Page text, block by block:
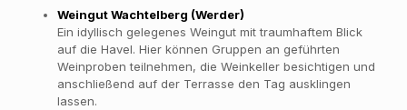
Weingut Wachtelberg (Werder)
Ein idyllisch gelegenes Weingut mit traumhaftem Blick
auf die Havel. Hier können Gruppen an geführten
Weinproben teilnehmen, die Weinkeller besichtigen und
anschließend auf der Terrasse den Tag ausklingen
lassen.